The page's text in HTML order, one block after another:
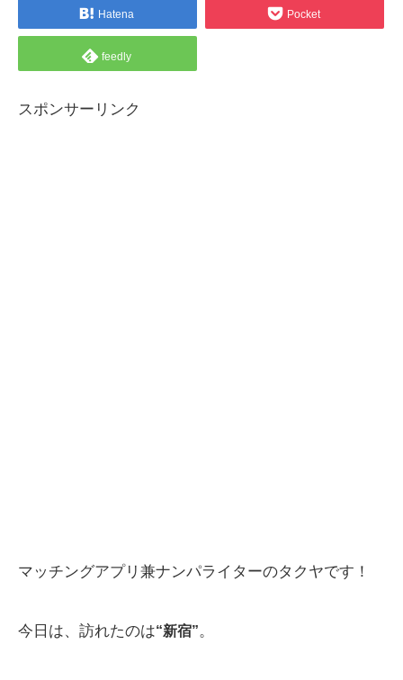
Hatena Pocket
feedly
スポンサーリンク
マッチングアプリ兼ナンパライターのタクヤです！
今日は、訪れたのは“新宿”